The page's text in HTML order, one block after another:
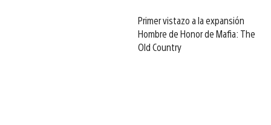
Primer vistazo a la expansión
Hombre de Honor de Mafia: The
Old Country